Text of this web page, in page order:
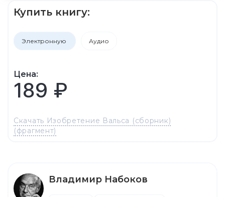
Купить книгу:
Электронную Аудио
Цена:
189 ₽
Скачать Изобретение Вальса (сборник)
(фрагмент)
Владимир Набоков